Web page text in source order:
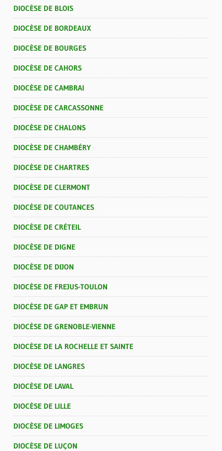
DIOCÈSE DE BLOIS
DIOCÈSE DE BORDEAUX
DIOCÈSE DE BOURGES
DIOCÈSE DE CAHORS
DIOCÈSE DE CAMBRAI
DIOCÈSE DE CARCASSONNE
DIOCÈSE DE CHALONS
DIOCÈSE DE CHAMBÉRY
DIOCÈSE DE CHARTRES
DIOCÈSE DE CLERMONT
DIOCÈSE DE COUTANCES
DIOCÈSE DE CRÉTEIL
DIOCÈSE DE DIGNE
DIOCÈSE DE DIJON
DIOCÈSE DE FREJUS-TOULON
DIOCÈSE DE GAP ET EMBRUN
DIOCÈSE DE GRENOBLE-VIENNE
DIOCÈSE DE LA ROCHELLE ET SAINTE
DIOCÈSE DE LANGRES
DIOCÈSE DE LAVAL
DIOCÈSE DE LILLE
DIOCÈSE DE LIMOGES
DIOCÈSE DE LUÇON